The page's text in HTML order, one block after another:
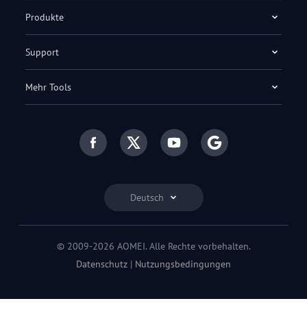
Deutsch
Produkte
Support
Mehr Tools
© 2009-2026 AOMEI. Alle Rechte vorbehalten.
Datenschutz | Nutzungsbedingungen